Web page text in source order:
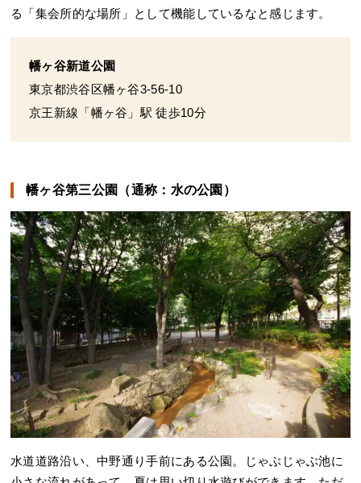
る「集会所的な場所」として機能しているなと感じます。
幡ヶ谷新道公園
東京都渋谷区幡ヶ谷3-56-10
京王新線「幡ヶ谷」駅 徒歩10分
幡ヶ谷第三公園（通称：水の公園）
水道道路沿い、中野通り手前にある公園。じゃぶじゃぶ池に